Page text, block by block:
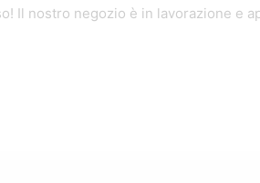
Il nostro negozio è in lavorazione e